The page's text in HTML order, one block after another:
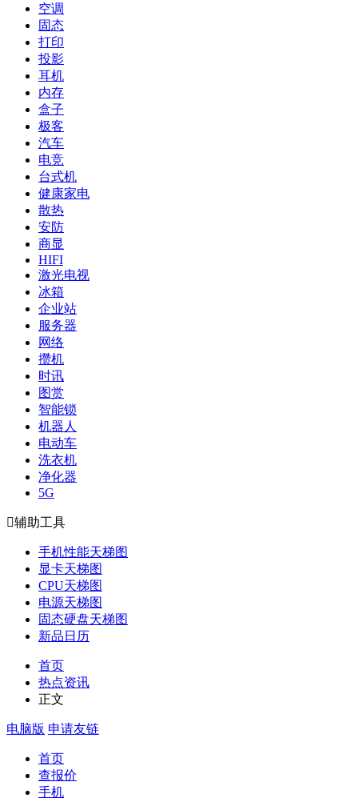
空调
固态
打印
投影
耳机
内存
盒子
极客
汽车
电竞
台式机
健康家电
散热
安防
商显
HIFI
激光电视
冰箱
企业站
服务器
网络
攒机
时讯
图赏
智能锁
机器人
电动车
洗衣机
净化器
5G
辅助工具
手机性能天梯图
显卡天梯图
CPU天梯图
电源天梯图
固态硬盘天梯图
新品日历
首页
热点资讯
正文
电脑版 申请友链
首页
查报价
手机